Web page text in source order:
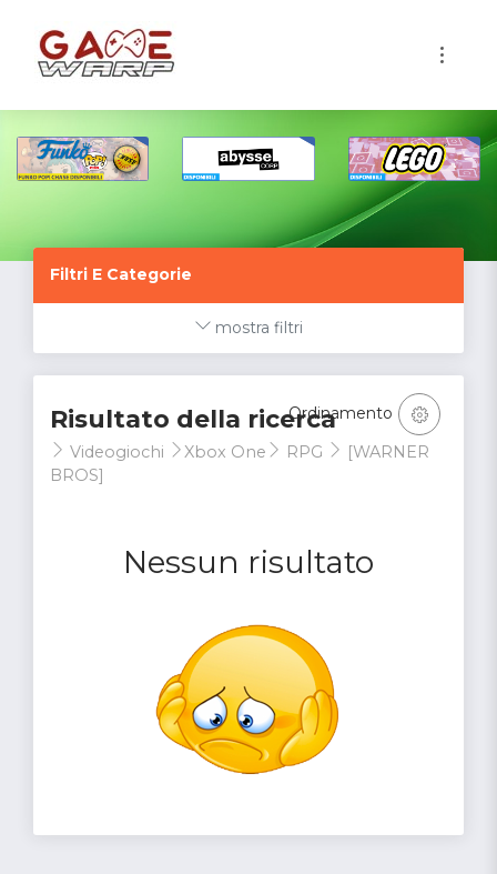
Filtri E Categorie
mostra filtri
Risultato della ricerca
Videogiochi Xbox One RPG
[WARNER
BROS]
Nessun risultato
Ordinamento